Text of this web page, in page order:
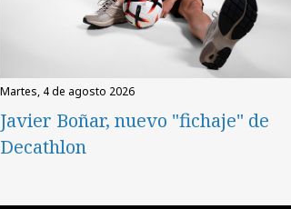
martes, 4 de agosto 2026
Javier Boñar, nuevo "fichaje" de
Decathlon